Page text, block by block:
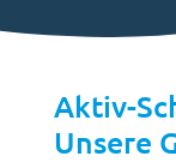
Aktiv-
Unsere